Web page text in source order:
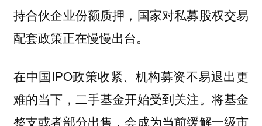
持合伙企业份额质押，国家对私募股权交易
配套政策正在慢慢出台。
在中国IPO政策收紧、机构募资不易退出更
难的当下，二手基金开始受到关注。将基金
整支或者部分出售，会成为当前缓解一级市